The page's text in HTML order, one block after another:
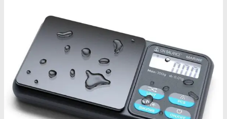
Simons tests
Test af primære aminer
URIN TESTS
Multi urin test - 3 stoffer
Multi urin test - 10 stoffer
THC urin test - 25ng/ml
THC urin test - 50ng/ml